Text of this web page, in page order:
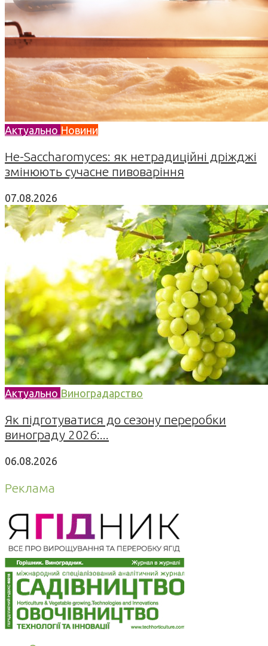
Актуально Новини
Не-Saccharomyces: як нетрадиційні дріжджі
змінюють сучасне пивоваріння
07.08.2026
Актуально Виноградарство
Як підготуватися до сезону переробки
винограду 2026:...
06.08.2026
Реклама